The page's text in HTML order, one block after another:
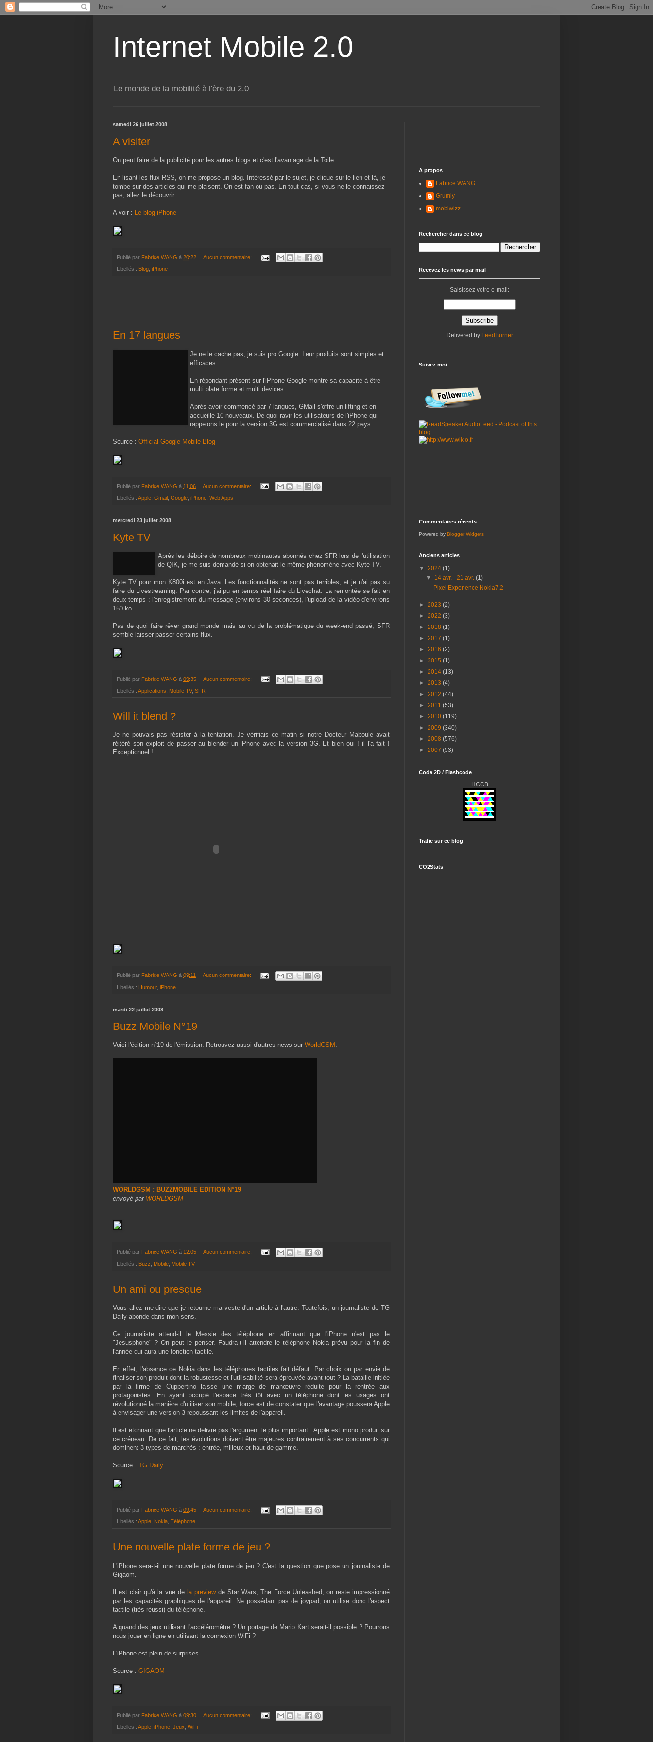
Internet Mobile 2.0
Le monde de la mobilité à l'ère du 2.0
samedi 26 juillet 2008
A visiter
On peut faire de la publicité pour les autres blogs et c'est l'avantage de la Toile.
En lisant les flux RSS, on me propose un blog. Intéressé par le sujet, je clique sur le lien et là, je
tombe sur des articles qui me plaisent. On est fan ou pas. En tout cas, si vous ne le connaissez
pas, allez le découvrir.
A voir : Le blog iPhone
Publié par Fabrice WANG à 20:22 Aucun commentaire:
Libellés : Blog, iPhone
En 17 langues
Je ne le cache pas, je suis pro Google. Leur produits sont simples et
efficaces.
En répondant présent sur l'iPhone Google montre sa capacité à être
multi plate forme et multi devices.
Après avoir commencé par 7 langues, GMail s'offre un lifting et en
accueille 10 nouveaux. De quoi ravir les utilisateurs de l'iPhone qui
rappelons le pour la version 3G est commercialisé dans 22 pays.
Source : Official Google Mobile Blog
Publié par Fabrice WANG à 11:06 Aucun commentaire:
Libellés : Apple Gmail Google iPhone Web Apps
mercredi 23 juillet 2008
Kyte TV
Après les déboire de nombreux mobinautes abonnés chez SFR lors de l'utilisation
de QIK, je me suis demandé si on obtenait le même phénomène avec Kyte TV.
Kyte TV pour mon K800i est en Java. Les fonctionnalités ne sont pas terribles, et je n'ai pas su
faire du Livestreaming. Par contre, j'ai pu en temps réel faire du Livechat. La remontée se fait en
deux temps : l'enregistrement du message (environs 30 secondes), l'upload de la vidéo d'environs
150 ko.
Pas de quoi faire rêver grand monde mais au vu de la problématique du week-end passé, SFR
semble laisser passer certains flux.
Publié par Fabrice WANG à 09:35 Aucun commentaire:
Libellés : Applications Mobile TV, SFR
Will it blend ?
Je ne pouvais pas résister à la tentation. Je vérifiais ce matin si notre Docteur Maboule avait
réitéré son exploit de passer au blender un iPhone avec la version 3G. Et bien oui ! il l'a fait !
Exceptionnel !
Publié par Fabrice WANG à 09:11 Aucun commentaire:
Libellés : Humour, iPhone
mardi 22 juillet 2008
Buzz Mobile N°19
Voici l'édition n°19 de l'émission. Retrouvez aussi d'autres news sur WorldGSM .
WORLDGSM : BUZZMOBILE EDITION N°19
envoyé par WORLDGSM
Publié par Fabrice WANG à 12:05 Aucun commentaire:
Libellés : Buzz Mobile Mobile TV
Un ami ou presque
Vous allez me dire que je retourne ma veste d'un article à l'autre. Toutefois, un journaliste de TG
Daily abonde dans mon sens.
Ce journaliste attend-il le Messie des téléphone en affirmant que l'iPhone n'est pas le
"Jesusphone" ? On peut le penser. Faudra-t-il attendre le téléphone Nokia prévu pour la fin de
l'année qui aura une fonction tactile.
En effet, l'absence de Nokia dans les téléphones tactiles fait défaut. Par choix ou par envie de
finaliser son produit dont la robustesse et l'utilisabilité sera éprouvée avant tout ? La bataille initiée
par la firme de Cuppertino laisse une marge de manœuvre réduite pour la rentrée aux
protagonistes. En ayant occupé l'espace très tôt avec un téléphone dont les usages ont
révolutionné la manière d'utiliser son mobile, force est de constater que l'avantage poussera Apple
à envisager une version 3 repoussant les limites de l'appareil.
Il est étonnant que l'article ne délivre pas l'argument le plus important : Apple est mono produit sur
ce créneau. De ce fait, les évolutions doivent être majeures contrairement à ses concurrents qui
dominent 3 types de marchés : entrée, milieux et haut de gamme.
Source : TG Daily
Publié par Fabrice WANG à 09:45 Aucun commentaire:
Libellés : Apple Nokia Téléphone
Une nouvelle plate forme de jeu ?
L'iPhone sera-t-il une nouvelle plate forme de jeu ? C'est la question que pose un journaliste de
Gigaom.
Il est clair qu'à la vue de la previewde Star Wars, The Force Unleashed, on reste impressionné
par les capacités graphiques de l'appareil. Ne possédant pas de joypad, on utilise donc l'aspect
tactile (très réussi) du téléphone.
A quand des jeux utilisant l'accéléromètre ? Un portage de Mario Kart serait-il possible ? Pourrons
nous jouer en ligne en utilisant la connexion WiFi ?
L'iPhone est plein de surprises.
Source : GIGAOM
Publié par Fabrice WANG à 09:30 Aucun commentaire:
Libellés : Apple iPhone Jeux WiFi
A propos
Fabrice WANG
Grumly
mobiwizz
Rechercher dans ce blog
Recevez les news par mail
Saisissez votre e-mail:
Delivered by FeedBurner
Suivez moi
Commentaires récents
Powered by Blogger Widgets
Anciens articles
▼ 2024 (1)
▼ 14 avr. - 21 avr.(1)
Pixel Experience Nokia7.2
► 2023 (2)
► 2022 (3)
► 2018 (1)
► 2017 (1)
► 2016 (2)
► 2015 (1)
► 2014 (13)
► 2013 (4)
► 2012 (44)
► 2011 (53)
► 2010 (119)
► 2009 (340)
► 2008 (576)
► 2007 (53)
Code 2D / Flashcode
HCCB
Trafic sur ce blog
CO2Stats